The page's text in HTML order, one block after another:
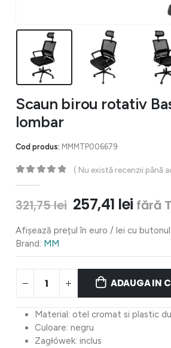
Scaun birou rotativ
lombar
Cod produs: MMMTP006679
( Nu există recenzii până
321,75lei Prețul
a
321,75 lei.
257,41 lei
este:
fără
Afișează prețul în euro / lei cu
Brand: MM
ADAUGA IN
Material: otel cromat si plastic
Culoare: negru
Zagłówek: inclus